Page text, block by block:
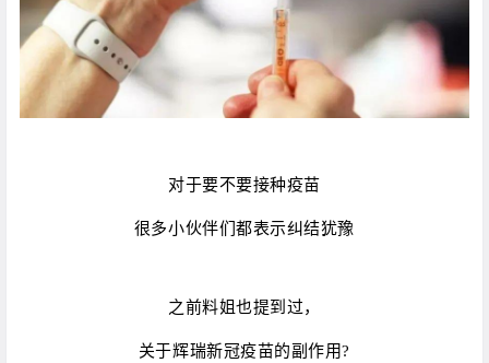
对于要不要接种疫苗
很多小伙伴们都表示纠结犹豫
之前料姐也提到过，
关于辉瑞新冠疫苗的副作用?